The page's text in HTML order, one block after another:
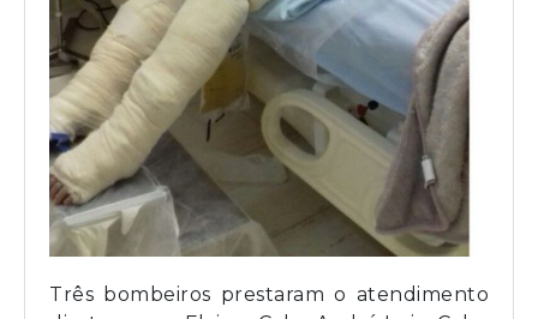
Três bombeiros prestaram o atendimento